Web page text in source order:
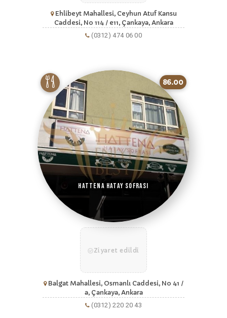
Ehlibeyt Mahallesi, Ceyhun Atuf Kansu
Caddesi, No 114 / e11, Çankaya, Ankara
(0312) 474 06 00
86.00
Hattena Hatay Sofrası
Ziyaret edildi
Balgat Mahallesi, Osmanlı Caddesi, No 41 /
a, Çankaya, Ankara
(0312) 220 20 43